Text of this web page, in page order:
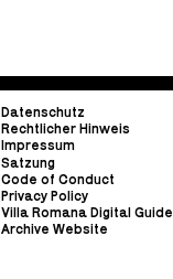
Datenschutz
Rechtlicher Hinweis
Impressum
Satzung
Code of Conduct
Privacy Policy
Villa Romana Digital Guide
Archive Website